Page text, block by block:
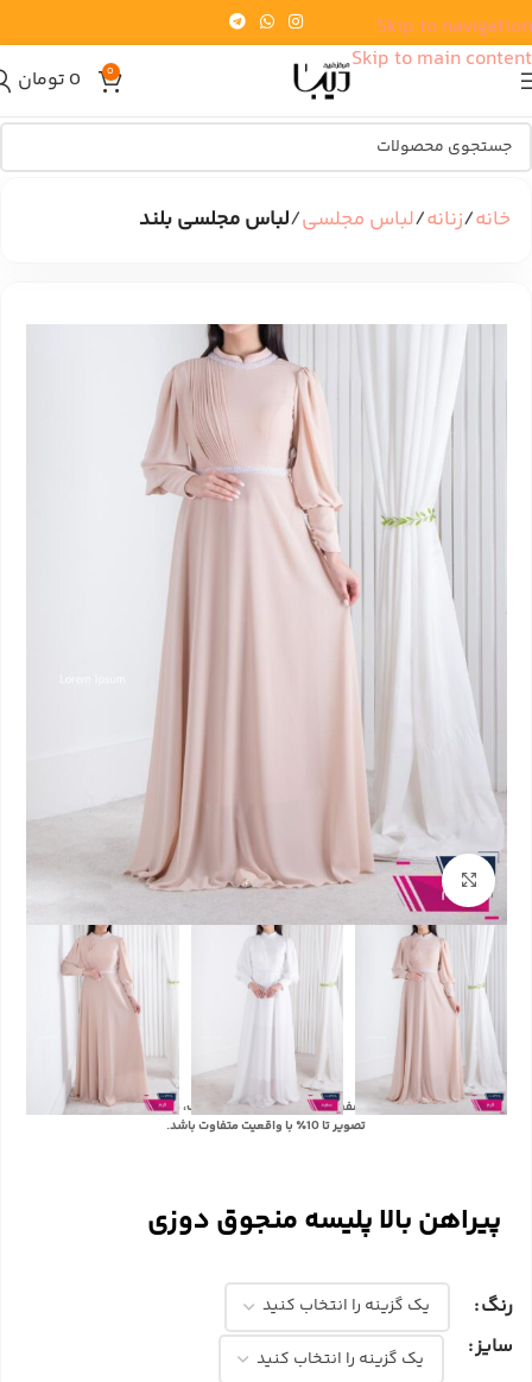
Skip to navigation
Skip to main content
0
0 تومان
خانه زنانه لباس مجلسی لباس مجلسی بلند
بزرگنمایی تصویر
با توجه به تفاوت رنگ‌ها در صفحه نمایش دستگاه‌های مختلف، ممکن است رنگ محصولات در
تصویر تا 10٪ با واقعیت متفاوت باشد.
پیراهن بالا پلیسه منجوق دوزی
رنگ
سایز